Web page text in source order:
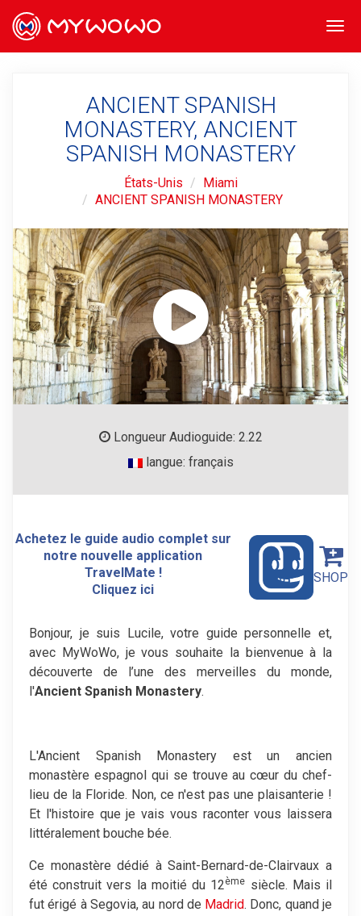
ANCIENT SPANISH
MONASTERY, ANCIENT
SPANISH MONASTERY
États-Unis
Miami
ANCIENT SPANISH MONASTERY
Longueur Audioguide: 2.22
langue: français
Achetez le guide audio complet sur
notre nouvelle application
TravelMate !
Cliquez ici
SHOP
Bonjour, je suis Lucile, votre guide personnelle et,
avec MyWoWo, je vous souhaite la bienvenue à la
découverte de l’une des merveilles du monde,
l'Ancient Spanish Monastery.
L'Ancient Spanish Monastery est un ancien
monastère espagnol qui se trouve au cœur du chef-
lieu de la Floride. Non, ce n'est pas une plaisanterie !
Et l'histoire que je vais vous raconter vous laissera
littéralement bouche bée.
Ce monastère dédié à Saint-Bernard-de-Clairvaux a
été construit vers la moitié du 12ème siècle. Mais il
fut érigé à Segovia, au nord de Madrid. Donc, quand je